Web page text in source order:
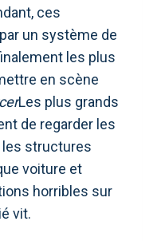
ces
un système de
les plus
en scène
Les plus grands
de regarder les
les structures
voiture et
horribles sur
vit.